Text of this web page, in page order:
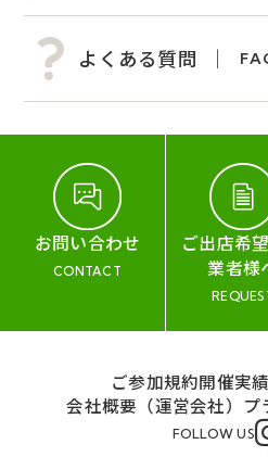
よくある質問
お問い合わせ
CONTACT
ご出店希
業者様
ご参加規約開催実績
会社概要（運営会社） プ
FOLLOW US